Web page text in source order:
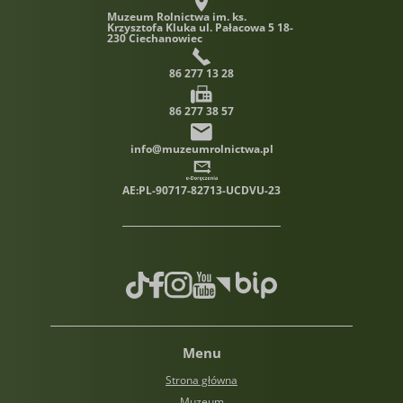
Muzeum Rolnictwa im. ks.
Krzysztofa Kluka ul. Pałacowa 5 18-
230 Ciechanowiec
86 277 13 28
86 277 38 57
info@muzeumrolnictwa.pl
AE:PL-90717-82713-UCDVU-23
TikTokFacebook
Instagram
Youtube
Biuletyn informacji
Menu
Strona główna